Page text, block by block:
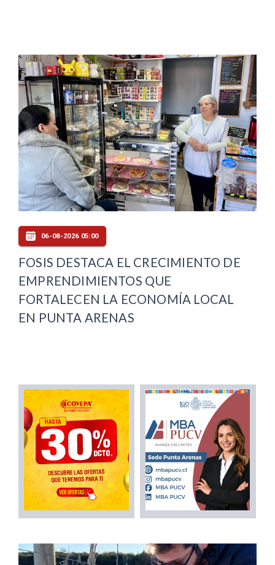
06-08-2026 05:00
FOSIS DESTACA EL CRECIMIENTO DE
EMPRENDIMIENTOS QUE
FORTALECEN LA ECONOMÍA LOCAL
EN PUNTA ARENAS